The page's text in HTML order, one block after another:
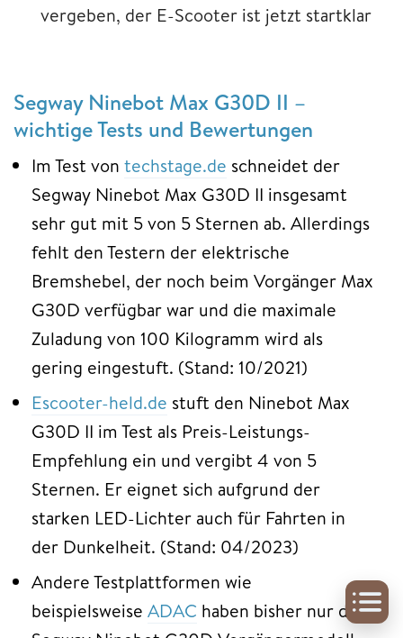
vergeben, der E-Scooter ist jetzt startklar
Segway Ninebot Max G30D II –
wichtige Tests und Bewertungen
Im Test von techstage.de schneidet der
Segway Ninebot Max G30D II insgesamt
sehr gut mit 5 von 5 Sternen ab. Allerdings
fehlt den Testern der elektrische
Bremshebel, der noch beim Vorgänger Max
G30D verfügbar war und die maximale
Zuladung von 100 Kilogramm wird als
gering eingestuft. (Stand: 10/2021)
Escooter-held.de stuft den Ninebot Max
G30D II im Test als Preis-Leistungs-
Empfehlung ein und vergibt 4 von 5
Sternen. Er eignet sich aufgrund der
starken LED-Lichter auch für Fahrten in
der Dunkelheit. (Stand: 04/2023)
Andere Testplattformen wie
beispielsweise ADAC haben bisher nur das